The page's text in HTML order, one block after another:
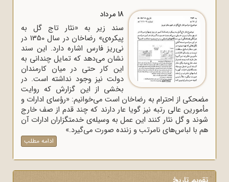
18 مرداد
سند زیر به «نثار تاج گل به
پیکره‌ی» رضاخان در سال 1350 در
نی‌ریز فارس اشاره دارد. این سند
نشان می‌دهد که تمایل چندانی به
این کار حتی در میان کارمندان
دولت نیز وجود نداشته است. در
بخشی از این گزارش که روایت
از احترام به رضاخان است می‌خوانیم: «رؤسای ادارات و
عالی رتبه نیز گویا عار دارند که چند قدم از صف خارج
و گل نثار کنند این عمل به وسیله‌ی خدمتگزاران ادارات آن
لباس‌های نامرتب و زننده صورت می‌گیرد.»